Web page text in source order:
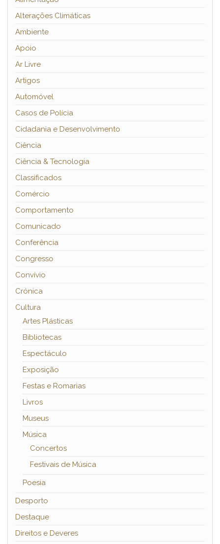
Alterações Climáticas
Ambiente
Apoio
Ar Livre
Artigos
Automóvel
Casos de Polícia
Cidadania e Desenvolvimento
Ciência
Ciência & Tecnologia
Classificados
Comércio
Comportamento
Comunicado
Conferência
Congresso
Convívio
Crónica
Cultura
Artes Plásticas
Bibliotecas
Espectáculo
Exposição
Festas e Romarias
Livros
Museus
Música
Concertos
Festivais de Música
Poesia
Desporto
Destaque
Direitos e Deveres